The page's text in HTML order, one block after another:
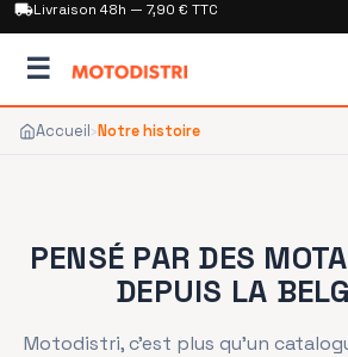
local_shippingLivraison 48h — 7,90 € TTC
☰
Accueil›Notre histoire
PENSÉ PAR DES
DEPUIS LA
Motodistri, c'est plus qu'un